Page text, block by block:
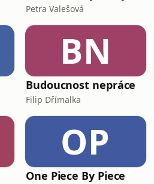
Petra Valešová
BN
Budoucnost nepráce
Filip Dřímalka
OP
One Piece By Piece